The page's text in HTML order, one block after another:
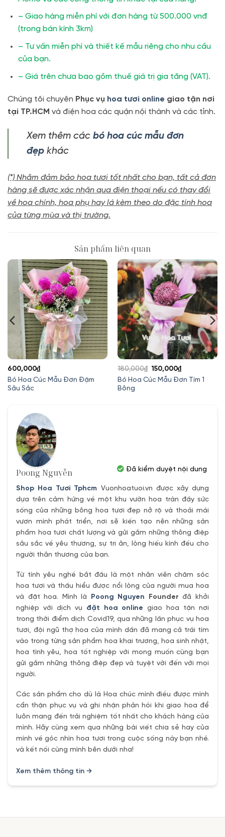
– Giao hàng miễn phí với đơn hàng từ 500.000 vnđ
(trong bán kính 3km)
– Tư vấn miễn phí và thiết kế mẫu riêng cho nhu cầu
của bạn.
– Giá trên chưa bao gồm thuế giá trị gia tăng (VAT).
Chúng tôi chuyên Phục vụ hoa tươi online giao tận nơi
tại TP.HCM và điện hoa các quận nội thành và các tỉnh.
Xem thêm các bó hoa cúc mẫu đơn
đẹp khác
(*) Nhằm đảm bảo hoa tươi tốt nhất cho bạn, tất cả đơn
hàng sẽ được xác nhận qua điện thoại nếu có thay đổi
về hoa chính, hoa phụ hay lá kèm theo do đặc tính hoa
của từng mùa và thị trường.
Sản phẩm liên quan
Bó Hoa Cúc Mẫu Đơn Đậm
Sâu Sắc
600,000₫
Bó Hoa Cúc Mẫu Đơn Tím 1
Bông
180,000₫ Giá
gốc
150,000₫Giá
hiện
Poong Nguyễn
Shop Hoa Tươi Tphcm Vuonhoatuoi.vn được xây dựng
dựa trên cảm hứng về một khu vườn hoa tràn đầy sức
sống của những bông hoa tươi đẹp nở rộ và thoải mái
vươn mình phát triển, nơi sẽ kiến tạo nên những sản
phẩm hoa tươi chất lượng và gửi gắm những thông điệp
sâu sắc về yêu thương, sự tri ân, lòng hiếu kính đếu cho
người thân thương của bạn.
Từ tình yêu nghề bắt đầu là một nhân viên chăm sóc
hoa tươi và thấu hiểu được nổi lòng của người mua hoa
và đặt hoa. Mình là
Poong Nguyen Founder đã khởi
nghiệp với dịch vụ đặt hoa online giao hoa tận nơi
trong thời điểm dịch Covid19, qua những lần phục vụ hoa
tươi, đội ngũ thợ hoa của mình dần đã mang cả trái tím
vào trong từng sản phẩm hoa khai trương, hoa sinh nhật,
hoa tình yêu, hoa tốt nghiệp với mong muốn cùng bạn
gửi gắm những thông điệp đẹp và tuyệt vời đến với mọi
người.
Các sản phẩm cho dù là Hoa chúc mình điều được mình
cẩn thận phục vụ và ghi nhận phản hồi khi giao hoa để
luôn mang đến trải nghiệm tốt nhất cho khách hàng của
mình. Hãy cùng xem qua những bài viết chia sẻ hay của
mình về góc nhìn hoa tươi trong cuộc sống này bạn nhé.
và kết nối cùng mình bên dưới nha!
Xem thêm thông tin →
Đã kiểm duyệt nội dung